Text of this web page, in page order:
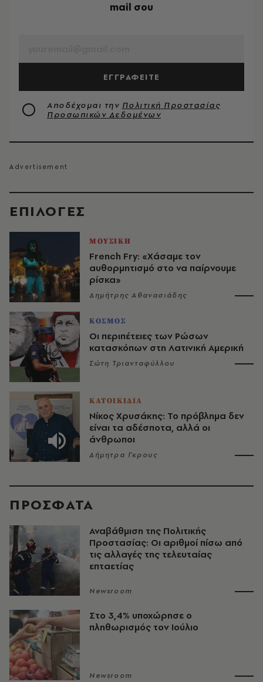
EΠΙΛΟΓΈΣ
ΜΟΥΣΙΚΗ
French Fry: «Χάσαμε τον
αυθορμητισμό στο να παίρνουμε
ρίσκα»
Δημήτρης Αθανασιάδης
ΚΟΣΜΟΣ
Οι περιπέτειες των Ρώσων
κατασκόπων στη Λατινική Αμερική
Σώτη Τριανταφύλλου
ΚΑΤΟΙΚΙΔΙΑ
Νίκος Χρυσάκης: Το πρόβλημα δεν
είναι τα αδέσποτα, αλλά οι
άνθρωποι
Δήμητρα Γκρους
mail σου
ΕΓΓΡΑΦΕΙΤΕ
Αποδέχομαι την Πολιτική Προστασίας
Προσωπικών Δεδομένων
ΠΡΟΣΦΑΤΑ
Αναβάθμιση της Πολιτικής
Προστασίας: Οι αριθμοί πίσω από
τις αλλαγές της τελευταίας
επταετίας
Newsroom
Στο 3,4% υποχώρησε ο
πληθωρισμός τον Ιούλιο
Newsroom